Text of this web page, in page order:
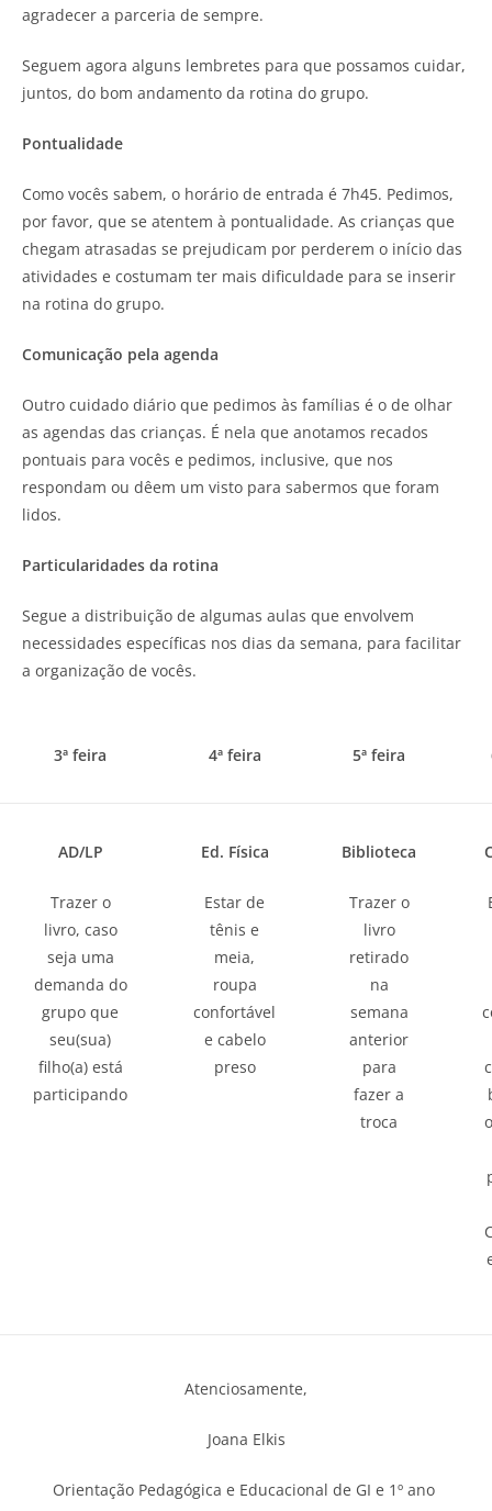
agradecer a parceria de sempre.
Seguem agora alguns lembretes para que possamos cuidar,
juntos, do bom andamento da rotina do grupo.
Pontualidade
Como vocês sabem, o horário de entrada é 7h45. Pedimos,
por favor, que se atentem à pontualidade. As crianças que
chegam atrasadas se prejudicam por perderem o início das
atividades e costumam ter mais dificuldade para se inserir
na rotina do grupo.
Comunicação pela agenda
Outro cuidado diário que pedimos às famílias é o de olhar
as agendas das crianças. É nela que anotamos recados
pontuais para vocês e pedimos, inclusive, que nos
respondam ou dêem um visto para sabermos que foram
lidos.
Particularidades da rotina
Segue a distribuição de algumas aulas que envolvem
necessidades específicas nos dias da semana, para facilitar
a organização de vocês.
3ª feira 4ª feira 5ª feira
AD/LP
Trazer o
livro, caso
seja uma
demanda do
grupo que
seu(sua)
filho(a) está
participando
Ed. Física
Estar de
tênis e
meia,
roupa
confortável
e cabelo
preso
Biblioteca
Trazer o
livro
retirado
na
semana
anterior
para
fazer a
troca
Atenciosamente,
Joana Elkis
Orientação Pedagógica e Educacional de GI e 1º ano